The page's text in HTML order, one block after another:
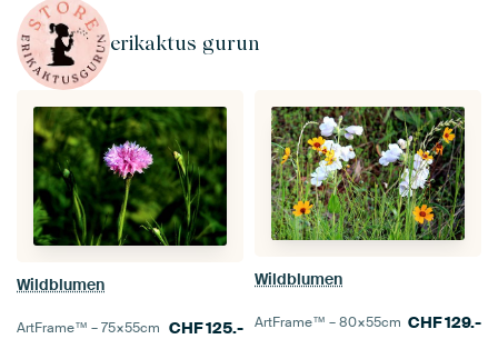
erikaktus gurun
Wildblumen
ArtFrame™ –75×55cm CHF125.-
Wildblumen
ArtFrame™ –80×55cm CHF129.-